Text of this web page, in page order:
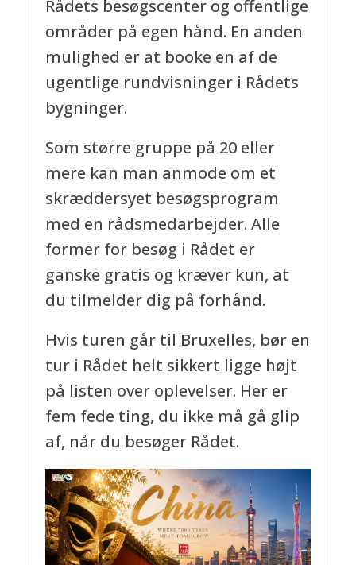
Rådets besøgscenter og offentlige
områder på egen hånd. En anden
mulighed er at booke en af de
ugentlige rundvisninger i Rådets
bygninger.
Som større gruppe på 20 eller
mere kan man anmode om et
skræddersyet besøgsprogram
med en rådsmedarbejder. Alle
former for besøg i Rådet er
ganske gratis og kræver kun, at
du tilmelder dig på forhånd.
Hvis turen går til Bruxelles, bør en
tur i Rådet helt sikkert ligge højt
på listen over oplevelser. Her er
fem fede ting, du ikke må gå glip
af, når du besøger Rådet.